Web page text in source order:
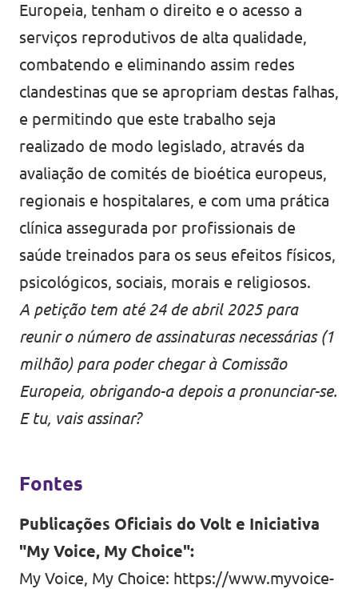
Europeia, tenham o direito e o acesso a
serviços reprodutivos de alta qualidade,
combatendo e eliminando assim redes
clandestinas que se apropriam destas falhas,
e permitindo que este trabalho seja
realizado de modo legislado, através da
avaliação de comités de bioética europeus,
regionais e hospitalares, e com uma prática
clínica assegurada por profissionais de
saúde treinados para os seus efeitos físicos,
psicológicos, sociais, morais e religiosos.
A petição tem até 24 de abril 2025 para
reunir o número de assinaturas necessárias (1
milhão) para poder chegar à Comissão
Europeia, obrigando-a depois a pronunciar-se.
E tu, vais assinar?
Fontes
Publicações Oficiais do Volt e Iniciativa
"My Voice, My Choice":
My Voice, My Choice: https://www.myvoice-